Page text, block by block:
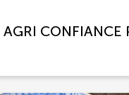
CONFIANCE